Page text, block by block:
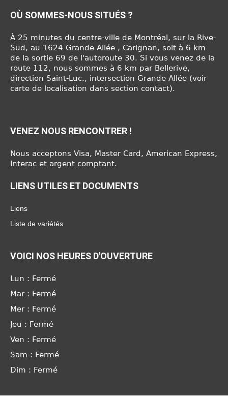
OÙ SOMMES-NOUS SITUÉS ?
À 25 minutes du centre-ville de Montréal, sur la Rive-
Sud, au 1624 Grande Allée , Carignan, soit à 6 km
de la sortie 69 de l'autoroute 30. Si vous venez de la
route 112, nous sommes à 6 km par Bellerive,
direction Saint-Luc., intersection Grande Allée (voir
carte de localisation dans section contact).
VENEZ NOUS RENCONTRER !
Nous acceptons Visa, Master Card, American Express,
Interac et argent comptant.
LIENS UTILES ET DOCUMENTS
Liens
Liste de variétés
VOICI NOS HEURES D'OUVERTURE
Lun : Fermé
Mar : Fermé
Mer : Fermé
Jeu : Fermé
Ven : Fermé
Sam : Fermé
Dim : Fermé